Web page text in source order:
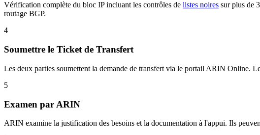
Vérification complète du bloc IP incluant les contrôles de listes noires sur plus de
routage BGP.
4
Soumettre le Ticket de Transfert
Les deux parties soumettent la demande de transfert via le portail ARIN Online.
5
Examen par ARIN
ARIN examine la justification des besoins et la documentation à l'appui. Ils